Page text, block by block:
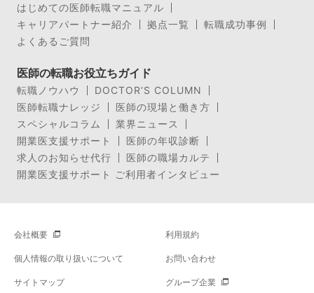
はじめての医師転職マニュアル
キャリアパートナー紹介
拠点一覧
転職成功事例
よくあるご質問
医師の転職お役立ちガイド
転職ノウハウ
DOCTOR’S COLUMN
医師転職ナレッジ
医師の現場と働き方
スペシャルコラム
業界ニュース
開業医支援サポート
医師の年収診断
求人のお知らせ代行
医師の職場カルテ
開業医支援サポート ご利用者インタビュー
会社概要 利用規約
個人情報の取り扱いについて お問い合わせ
サイトマップ グループ企業